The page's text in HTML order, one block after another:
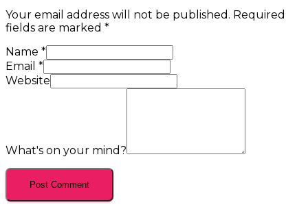
Your email address will not be published. Required
fields are marked *
Name *
Email *
Website
What's on your mind?